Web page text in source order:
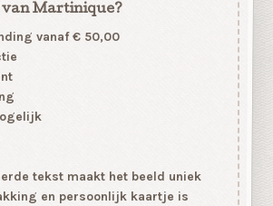
Martinique?
vanaf € 50,00
tekst maakt het beeld uniek
en persoonlijk kaartje is